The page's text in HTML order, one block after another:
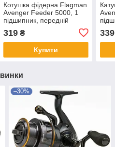
Котушка фідерна Flagman
Avenger Feeder 5000, 1
підшипник, передній
пластикова шпуля,
редукція 5.1:1
319₴
Купити
339
–30%